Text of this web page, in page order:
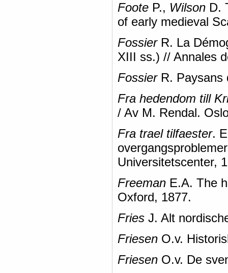
Foote P., Wilson D.
of early medieval
FossierR. La
XIII ss.) // Annales
FossierR. Paysans
Fra hedendom till
/ Av M. Rendal.
Fra trael tilfaester.
Universitetscenter,
Freeman E.A. The
Oxford, 1877.
Fries J. Alt
Friesen O.v.
Friesen O.v. De